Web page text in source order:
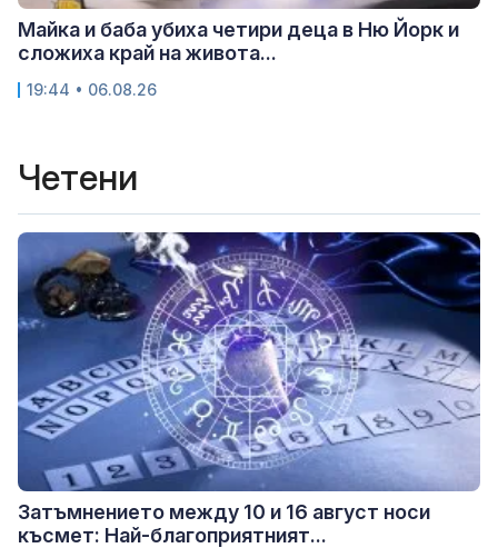
Майка и баба убиха четири деца в Ню Йорк и
сложиха край на живота...
19:44 • 06.08.26
Четени
Затъмнението между 10 и 16 август носи
късмет: Най-благоприятният...